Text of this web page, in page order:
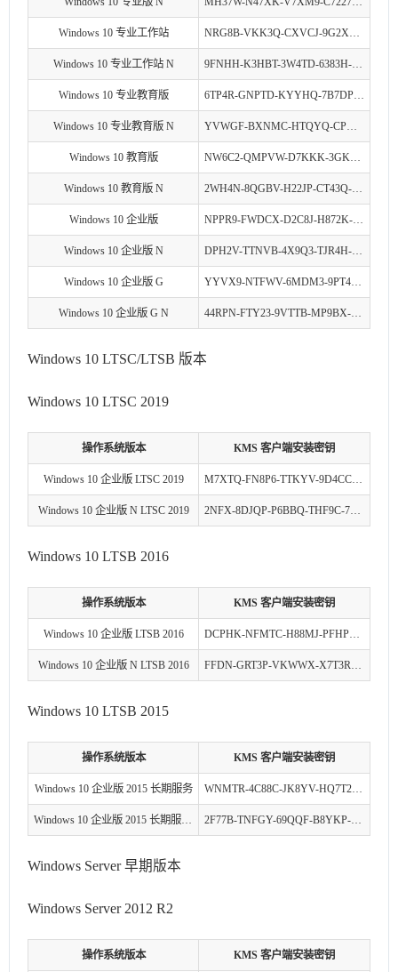
Windows 10 专业工作站 NRG8B-VKK3Q-CXVCJ-9G2XF-6Q84J
Windows 10 专业工作站 N 9FNHH-K3HBT-3W4TD-6383H-6XYWF
Windows 10 专业教育版 6TP4R-GNPTD-KYYHQ-7B7DP-J447Y
Windows 10 专业教育版 N YVWGF-BXNMC-HTQYQ-CPQ99-66QFC
Windows 10 教育版 NW6C2-QMPVW-D7KKK-3GKT6-VCFB2
Windows 10 教育版 N 2WH4N-8QGBV-H22JP-CT43Q-MDWWJ
Windows 10 企业版 NPPR9-FWDCX-D2C8J-H872K-2YT43
Windows 10 企业版 N DPH2V-TTNVB-4X9Q3-TJR4H-KHJW4
Windows 10 企业版 G YYVX9-NTFWV-6MDM3-9PT4T-4M68B
Windows 10 企业版 G N 44RPN-FTY23-9VTTB-MP9BX-T84FV
Windows 10 LTSC/LTSB 版本
Windows 10 LTSC 2019
操作系统版本 KMS 客户端安装密钥
Windows 10 企业版 LTSC 2019 M7XTQ-FN8P6-TTKYV-9D4CC-J462D
Windows 10 企业版 N LTSC 2019 2NFX-8DJQP-P6BBQ-THF9C-7CG2H
Windows 10 LTSB 2016
操作系统版本 KMS 客户端安装密钥
Windows 10 企业版 LTSB 2016 DCPHK-NFMTC-H88MJ-PFHPY-QJ4BJ
Windows 10 企业版 N LTSB 2016 FFDN-GRT3P-VKWWX-X7T3R-8B639
Windows 10 LTSB 2015
操作系统版本 KMS 客户端安装密钥
Windows 10 企业版 2015 长期服务 WNMTR-4C88C-JK8YV-HQ7T2-76DF9
Windows 10 企业版 2015 长期服务 N 2F77B-TNFGY-69QQF-B8YKP-D69TJ
Windows Server 早期版本
Windows Server 2012 R2
操作系统版本 KMS 客户端安装密钥